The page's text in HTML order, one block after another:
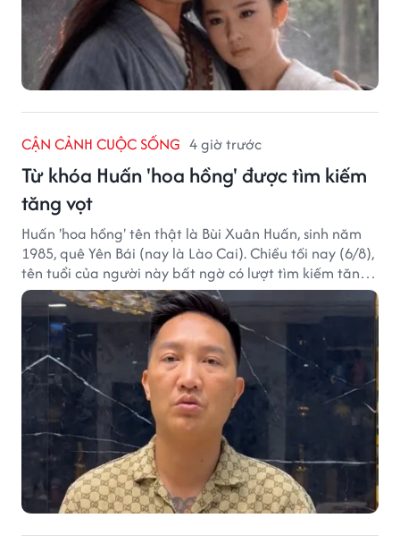
CẬN CẢNH CUỘC SỐNG 4 giờ trước
Từ khóa Huấn 'hoa hồng' được tìm kiếm
tăng vọt
Huấn 'hoa hồng' tên thật là Bùi Xuân Huấn, sinh năm
1985, quê Yên Bái (nay là Lào Cai). Chiều tối nay (6/8),
tên tuổi của người này bất ngờ có lượt tìm kiếm tăng
vọt.